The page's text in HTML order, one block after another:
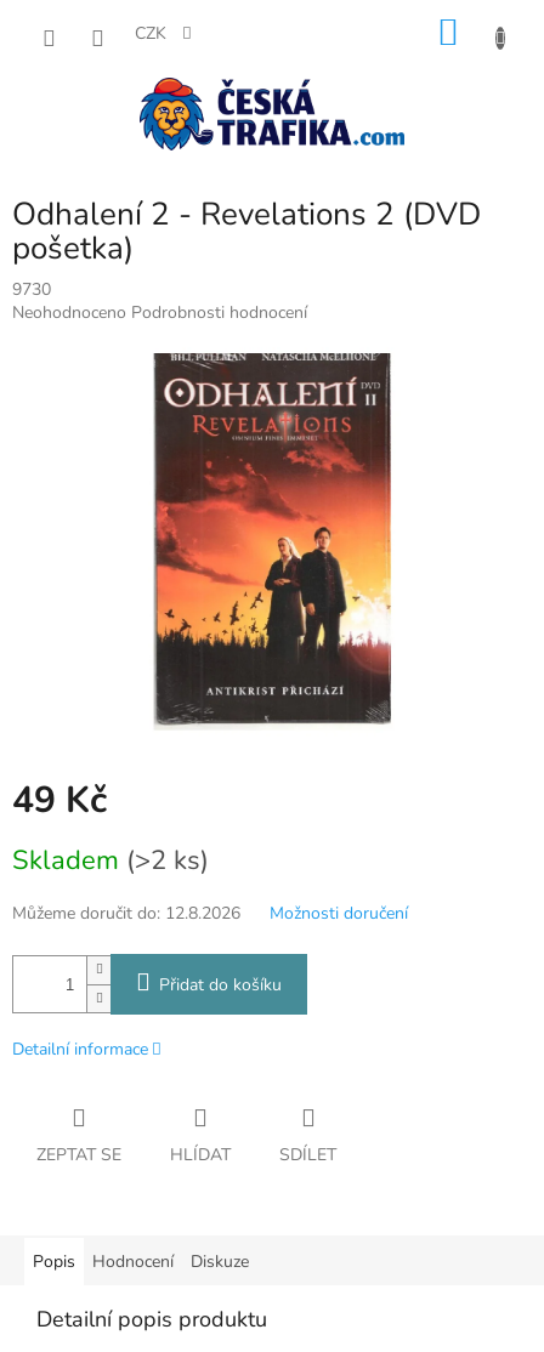
CZK
Odhalení 2 - Revelations 2 (DVD
pošetka)
9730
Průměrné
Neohodnoceno Podrobnosti hodnocení
49 Kč
cena:
Skladem (>2 ks)
Můžeme doručit do: 12.8.2026 Možnosti doručení
Přidat do košíku
Detailní informace
ZEPTAT SE HLÍDAT SDÍLET
Popis Hodnocení Diskuze
Detailní popis produktu